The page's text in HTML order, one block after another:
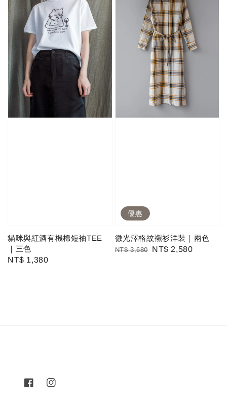
貓咪與紅酒有機棉短袖TEE
｜三色
Regular
NT$ 1,380
優惠
微光澤格紋襯衫洋裝｜兩色
Regular
NT$ 3,680
Sale
NT$ 2,580